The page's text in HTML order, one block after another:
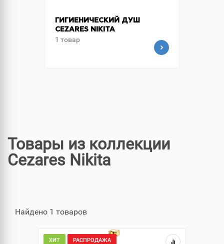
ГИГИЕНИЧЕСКИЙ ДУШ
CEZARES NIKITA
1 товар
Товары из коллекции
Cezares Nikita
Найдено 1 товаров
ХИТ РАСПРОДАЖА